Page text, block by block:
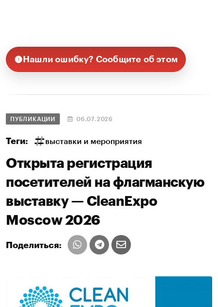
Нашли ошибку? Сообщите об этом
ПУБЛИКАЦИИ 06.07.2026
Теги: выставки и мероприятия
Открыта регистрация
посетителей на флагманскую
выставку — CleanExpo
Moscow 2026
Поделиться: